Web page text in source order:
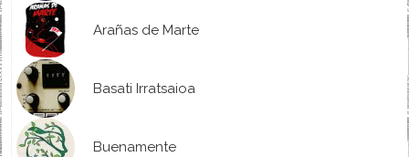
Arañas de Marte
Basati Irratsaioa
Buenamente